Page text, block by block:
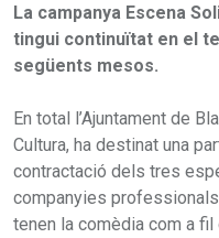
La campanya Escena
tingui continuïtat en el
següents mesos.
En total l’Ajuntament de
Cultura, ha destinat una
contractació dels tres
companyies
tenen la comèdia com a fil